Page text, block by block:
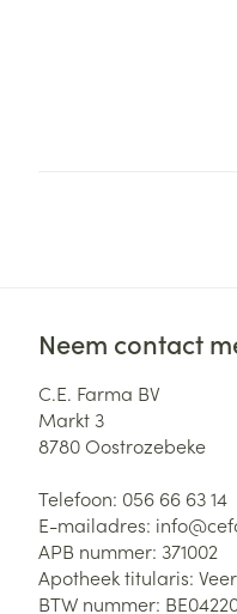
Neem contact
C.E. Farma BV
Markt 3
8780Oostrozebeke
Telefoon: 056 66 63 14
E-mailadres: info@
APB nummer: 371002
Apotheek titularis:
BTW nummer: